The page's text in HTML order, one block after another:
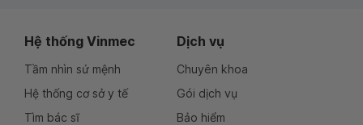
Hệ thống Vinmec
Tầm nhìn sứ mệnh
Hệ thống cơ sở y tế
Tìm bác sĩ
Dịch vụ
Chuyên khoa
Gói dịch vụ
Bảo hiểm